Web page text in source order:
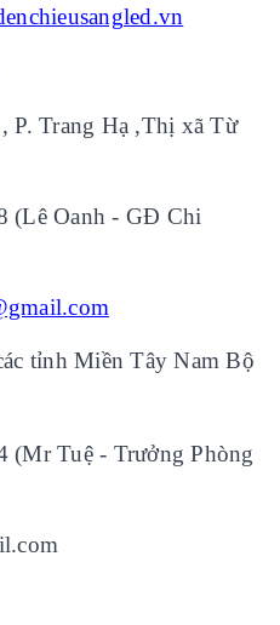
P. Trang Hạ ,Thị xã Từ
(Lê Oanh - GĐ Chi
tỉnh Miền Tây Nam Bộ
(Mr Tuệ - Trưởng Phòng